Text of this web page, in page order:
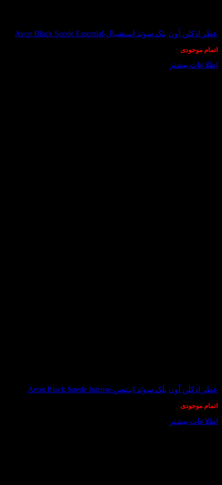
عطر ادکلن آون بلک سوئد اسنشیال-Avon Black Suede Essential
اتمام موجودی
اطلاعات بیشتر
عطر ادکلن آون بلک سوئد اینتنس-Avon Black Suede Intense
اتمام موجودی
اطلاعات بیشتر